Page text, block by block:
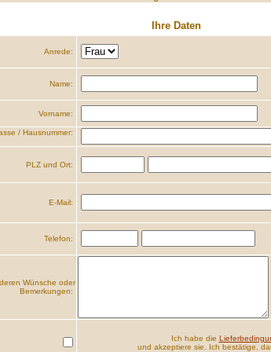
Ihre Daten
Anrede:
Name:
Vorname:
/ Hausnummer:
PLZ und Ort:
E-Mail:
Telefon:
Wünsche oder
Bemerkungen:
Ich habe die
und akzeptiere sie. Ich bestätige,